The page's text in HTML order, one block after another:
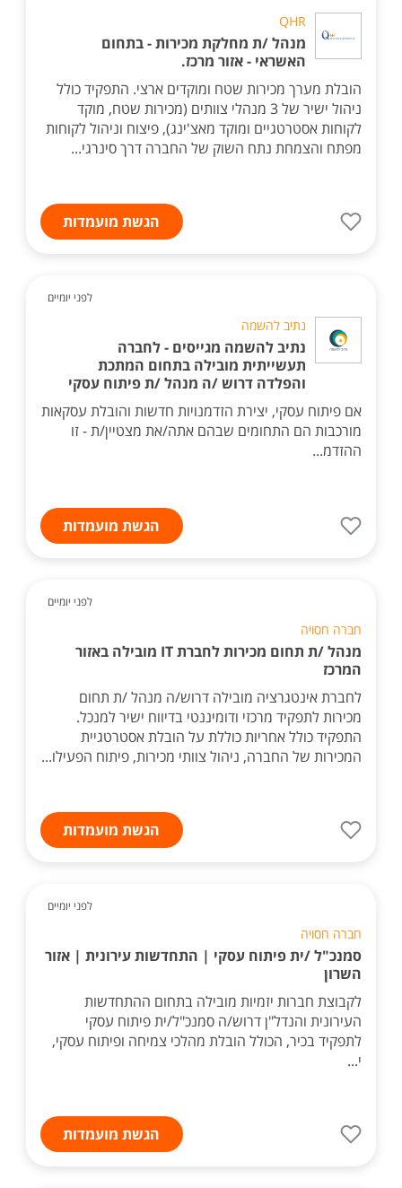
QHR
מנהל /ת מחלקת מכירות - בתחום
האשראי - אזור מרכז.
הובלת מערך מכירות שטח ומוקדים ארצי. התפקיד כולל
ניהול ישיר של 3 מנהלי צוותים (מכירות שטח, מוקד
לקוחות אסטרטגיים ומוקד מאצ'ינג), פיצוח וניהול לקוחות
מפתח והצמחת נתח השוק של החברה דרך סינרגי...
הגשת מועמדות
לפני יומיים
נתיב להשמה
נתיב להשמה מגייסים - לחברה
תעשייתית מובילה בתחום המתכת
והפלדה דרוש /ה מנהל /ת פיתוח עסקי
אם פיתוח עסקי, יצירת הזדמנויות חדשות והובלת עסקאות
מורכבות הם התחומים שבהם אתה/את מצטיין/ת - זו
ההזדמ...
הגשת מועמדות
לפני יומיים
חברה חסויה
מנהל /ת תחום מכירות לחברת IT מובילה באזור
המרכז
לחברת אינטגרציה מובילה דרוש/ה מנהל /ת תחום
מכירות לתפקיד מרכזי ודומיננטי בדיווח ישיר למנכל.
התפקיד כולל אחריות כוללת על הובלת אסטרטגיית
המכירות של החברה, ניהול צוותי מכירות, פיתוח הפעילו...
הגשת מועמדות
לפני יומיים
חברה חסויה
סמנכ"ל /ית פיתוח עסקי | התחדשות עירונית | אזור
השרון
לקבוצת חברות יזמיות מובילה בתחום ההתחדשות
העירונית והנדל"ן דרוש/ה סמנכ"ל/ית פיתוח עסקי
לתפקיד בכיר, הכולל הובלת מהלכי צמיחה ופיתוח עסקי,
י...
הגשת מועמדות